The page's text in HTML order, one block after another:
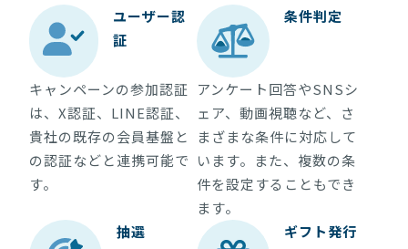
ユーザー認
証
キャンペーンの参加認証
は、X認証、LINE認証、
貴社の既存の会員基盤と
の認証などと連携可能で
す。
条件判定
アンケート回答やSNSシ
ェア、動画視聴など、さ
まざまな条件に対応して
います。また、複数の条
件を設定することもでき
ます。
抽選
ギフト発行